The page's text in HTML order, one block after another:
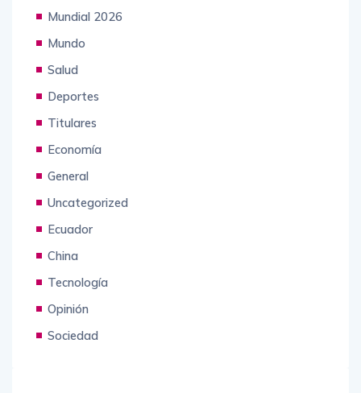
Mundial 2026
Mundo
Salud
Deportes
Titulares
Economía
General
Uncategorized
Ecuador
China
Tecnología
Opinión
Sociedad